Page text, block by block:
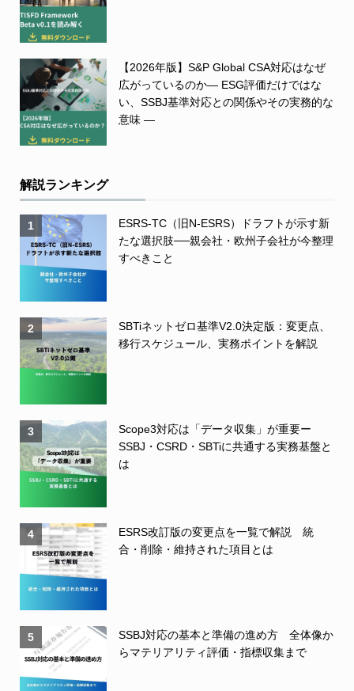
【2026年版】S&P Global CSA対応はなぜ
広がっているのか― ESG評価だけではな
い、SSBJ基準対応との関係やその実務的な
意味 ―
解説ランキング
1
ESRS-TC（旧N-ESRS）ドラフトが示す新
たな選択肢──親会社・欧州子会社が今整理
すべきこと
2
SBTiネットゼロ基準V2.0決定版：変更点、
移行スケジュール、実務ポイントを解説
3
Scope3対応は「データ収集」が重要ー
SSBJ・CSRD・SBTiに共通する実務基盤と
は
4
ESRS改訂版の変更点を一覧で解説 統
合・削除・維持された項目とは
5
SSBJ対応の基本と準備の進め方 全体像か
らマテリアリティ評価・指標収集まで